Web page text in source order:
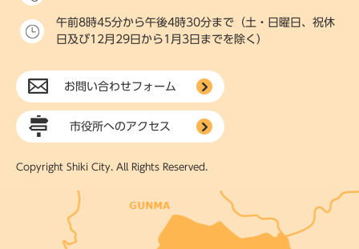
午前8時45分から午後4時30分まで（土・日曜日、祝休
日及び12月29日から1月3日までを除く）
お問い合わせフォーム
市役所へのアクセス
Copyright Shiki City. All Rights Reserved.